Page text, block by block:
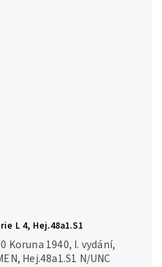
L 4, Hej.48a1.S1
Koruna 1940, I. vydání,
Hej.48a1.S1 N/UNC